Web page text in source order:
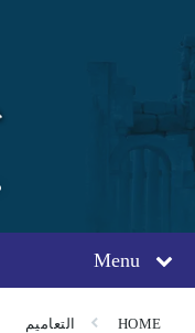
content
main
navigation
footer
Menu
HOME التعاميم